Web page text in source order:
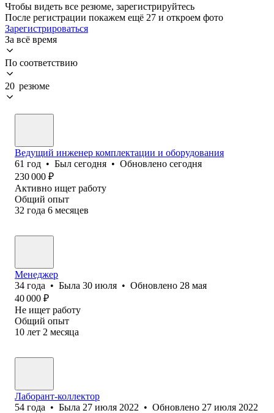
Чтобы видеть все резюме, зарегистрируйтесь
После регистрации покажем ещё 27 и откроем фото
Зарегистрироваться
За всё время
По соответствию
20 резюме
Ведущий инженер комплектации и оборудования
61 год • Был сегодня • Обновлено сегодня
230 000 ₽
Активно ищет работу
Общий опыт
32 года 6 месяцев
Менеджер
34 года • Была 30 июля • Обновлено 28 мая
40 000 ₽
Не ищет работу
Общий опыт
10 лет 2 месяца
Лаборант-коллектор
54 года • Была 27 июля 2022 • Обновлено 27 июля 2022